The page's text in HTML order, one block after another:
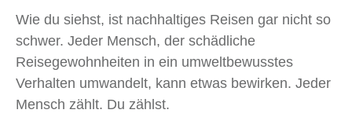
Wie du siehst, ist nachhaltiges Reisen gar nicht so
schwer. Jeder Mensch, der schädliche
Reisegewohnheiten in ein umweltbewusstes
Verhalten umwandelt, kann etwas bewirken. Jeder
Mensch zählt. Du zählst.